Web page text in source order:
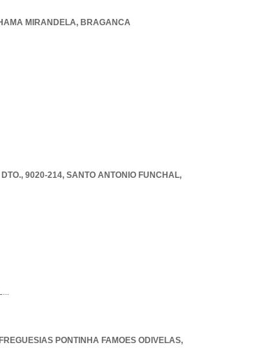
MIRANDELA, BRAGANCA
9020-214, SANTO ANTONIO FUNCHAL,
...
PONTINHA FAMOES ODIVELAS,